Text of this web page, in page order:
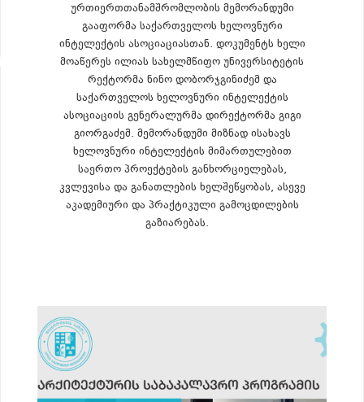
ურთიერთთანამშრომლობის მემორანდუმი
გააფორმა საქართველოს ხელოვნური
ინტელექტის ასოციაციასთან. დოკუმენტს ხელი
მოაწერეს ილიას სახელმწიფო უნივერსიტეტის
რექტორმა ნინო დობორჯგინიძემ და
საქართველოს ხელოვნური ინტელექტის
ასოციაციის გენერალურმა დირექტორმა გიგი
გიორგაძემ. მემორანდუმი მიზნად ისახავს
ხელოვნური ინტელექტის მიმართულებით
საერთო პროექტების განხორციელებას,
კვლევისა და განათლების ხელშეწყობას, ასევე
აკადემიური და პრაქტიკული გამოცდილების
გაზიარებას.